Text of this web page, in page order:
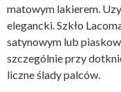
matowym lakierem.
elegancki. Szkło
satynowym lub
szczególnie przy
liczne ślady palców.